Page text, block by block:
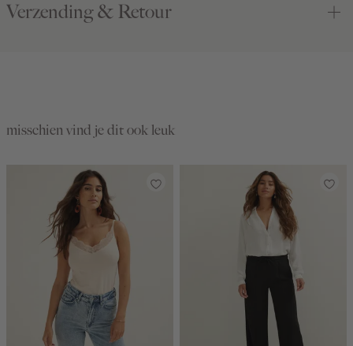
Verzending & Retour
misschien vind je dit ook leuk